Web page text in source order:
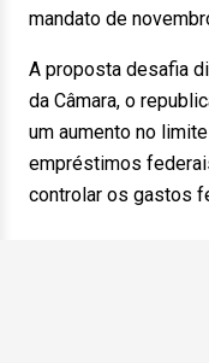
mandato de
A proposta desafia
da Câmara, o
um aumento no
empréstimos
controlar os gastos